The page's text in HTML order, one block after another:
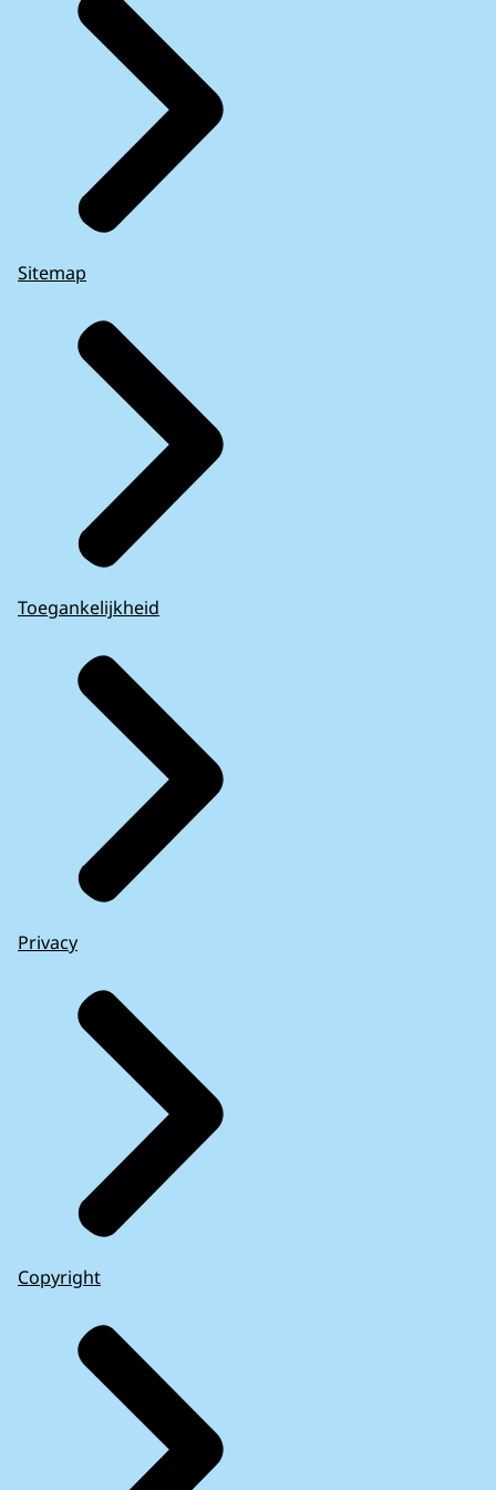
Voorstel van de Europese Commissie voor het
instellen van het Emergency Support
Uitleg van de Europese Commissie over de
inzet van het Horizon 2020-
onderzoeksprogramma voor bestrijding van
de coronacrisis
Staatssteun in verband met de COVID-19-
pandemie: het Gerecht verklaart het besluit
nietig waarbij goedkeuring is gehecht aan
staatssteun ten belope van 3,4 miljard EUR die
Nederland heeft verleend aan KLM
persbericht van het Europese Hof van Justitie
over nietigverklaring besluit inzake
staatssteun KLM (07-02-2024) (PDF)
Overzicht baten en lasten EU
maatregelen
voor Nederland als gevolg van
de Europese coronacrisismaatregelen (07-12-
2023)
Overzicht van de Algemene Rekenkamer van
Nederlandse staatssteunuitgaven tot en met
Overzichtsrapport 11 EU-Rekenkamers over
Covid-19: Algemene informatie
van Corona-gerelateerde onderzoeken van
andere EU-rekenkamers.
Europese Rekenkamer
Sitemap
Toegankelijkheid
Privacy
Copyright